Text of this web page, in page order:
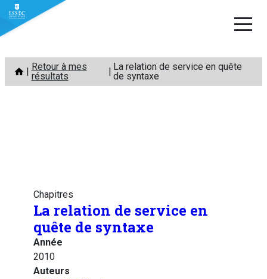
Aller
contenu
Retour à mes
résultats
La relation de service en quête
de syntaxe
Chapitres
La relation de service en
quête de syntaxe
Année
2010
Auteurs